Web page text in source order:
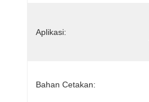
Aplikasi:
Bahan Cetakan: